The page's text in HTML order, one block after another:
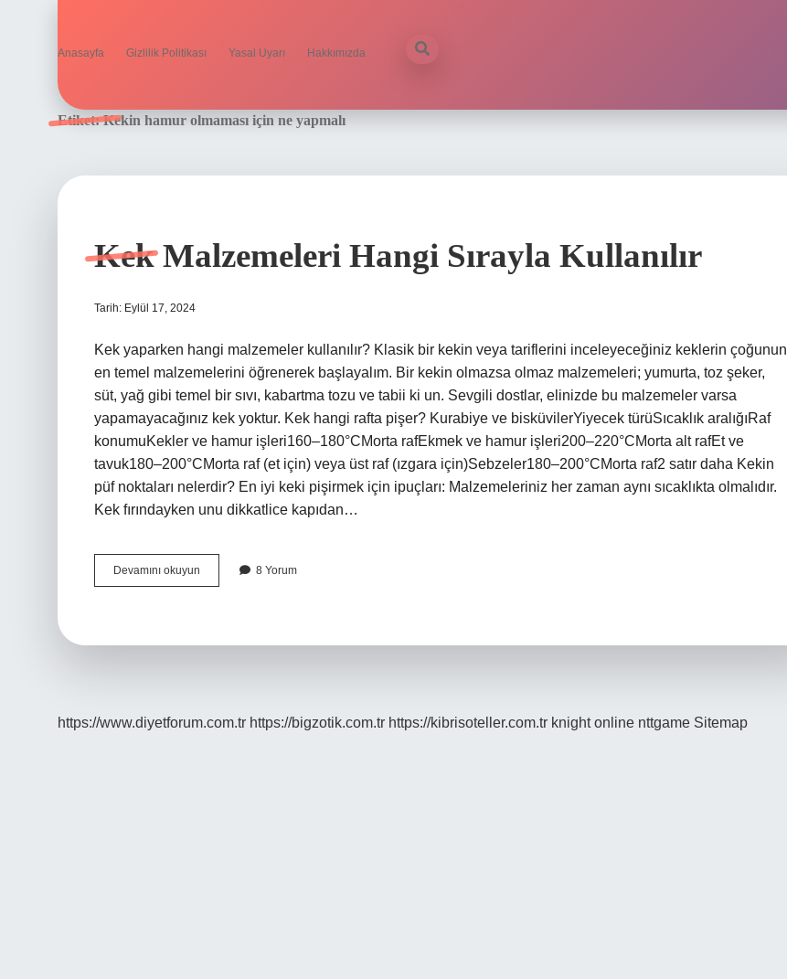
Anasayfa Gizlilik Politikası Yasal Uyarı Hakkımızda
Etiket:Kekin hamur olmaması için ne yapmalı
Kek Malzemeleri Hangi Sırayla Kullanılır
Tarih: Eylül 17, 2024
Kek yaparken hangi malzemeler kullanılır? Klasik bir kekin veya tariflerini inceleyeceğiniz keklerin çoğunun
en temel malzemelerini öğrenerek başlayalım. Bir kekin olmazsa olmaz malzemeleri; yumurta, toz şeker,
süt, yağ gibi temel bir sıvı, kabartma tozu ve tabii ki un. Sevgili dostlar, elinizde bu malzemeler varsa
yapamayacağınız kek yoktur. Kek hangi rafta pişer? Kurabiye ve bisküvilerYiyecek türüSıcaklık aralığıRaf
konumuKekler ve hamur işleri160–180°CMorta rafEkmek ve hamur işleri200–220°CMorta alt rafEt ve
tavuk180–200°CMorta raf (et için) veya üst raf (ızgara için)Sebzeler180–200°CMorta raf2 satır daha Kekin
püf noktaları nelerdir? En iyi keki pişirmek için ipuçları: Malzemeleriniz her zaman aynı sıcaklıkta olmalıdır.
Kek fırındayken unu dikkatlice kapıdan…
Devamını okuyun
Malzemeleri
8 Yorum
https://www.diyetforum.com.tr https://bigzotik.com.tr https://kibrisoteller.com.tr knight online nttgame Sitemap